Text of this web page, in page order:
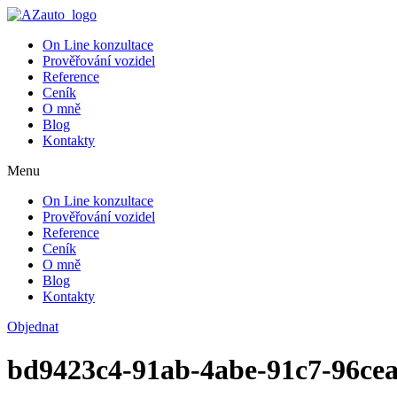
On Line konzultace
Prověřování vozidel
Reference
Ceník
O mně
Blog
Kontakty
Menu
On Line konzultace
Prověřování vozidel
Reference
Ceník
O mně
Blog
Kontakty
Objednat
bd9423c4-91ab-4abe-91c7-